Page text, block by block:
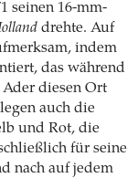
seinen 16-mm-
drehte. Auf
indem
das während
diesen Ort
auch die
und Rot, die
für seine
nach auf jedem